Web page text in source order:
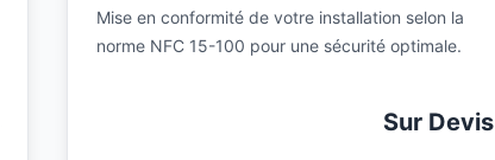
Mise en conformité de votre installation selon la
norme NFC 15-100 pour une sécurité optimale.
Sur Devis